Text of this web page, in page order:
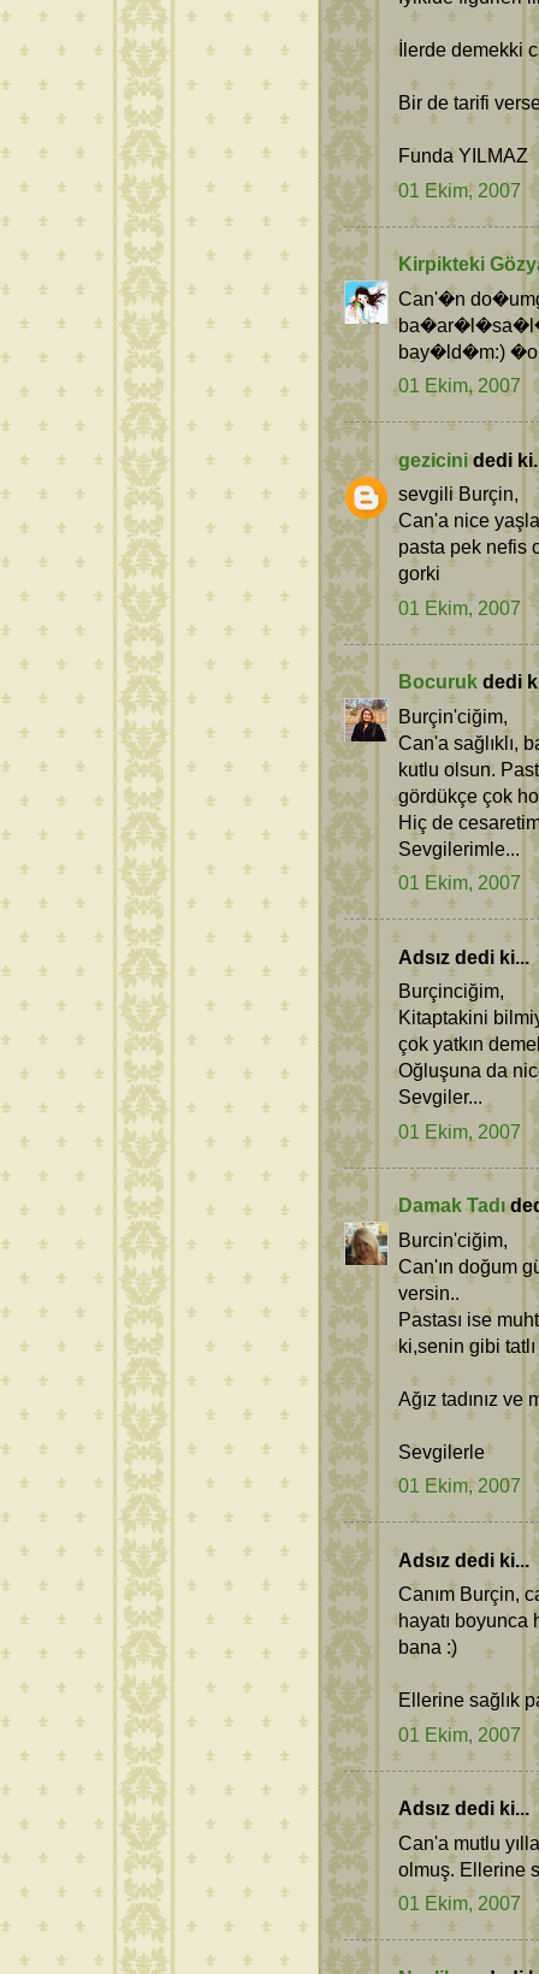
İlerde demekki
Bir de tarifi
Funda YILMAZ
01 Ekim, 2007
Kirpikteki
Can'�n
bay�ld�m:)
01 Ekim, 2007
gezicinidedi
sevgili Burçin,
Can'a nice
pasta pek nefis
gorki
01 Ekim, 2007
Bocuruk dedi
Burçin'ciğim,
Can'a sağlıklı,
kutlu olsun.
gördükçe çok
Hiç de
Sevgilerimle...
01 Ekim, 2007
Adsız dedi ki...
Burçinciğim,
Kitaptakini
çok yatkın
Oğluşuna da
Sevgiler...
01 Ekim, 2007
Damak Tadı
Burcin'ciğim,
Can'ın doğum
versin..
Pastası ise
ki,senin gibi
Ağız tadınız
Sevgilerle
01 Ekim, 2007
Adsız dedi ki...
Canım Burçin,
hayatı
bana :)
Ellerine sağlık
01 Ekim, 2007
Adsız dedi ki...
Can'a mutlu
olmuş. Ellerine
01 Ekim, 2007